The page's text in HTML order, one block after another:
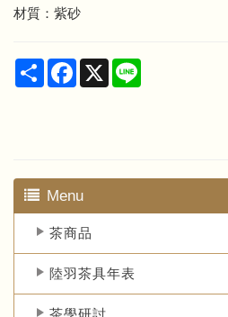
材質：紫砂
Share Facebook
X
Menu
茶商品
陸羽茶具年表
茶學研討